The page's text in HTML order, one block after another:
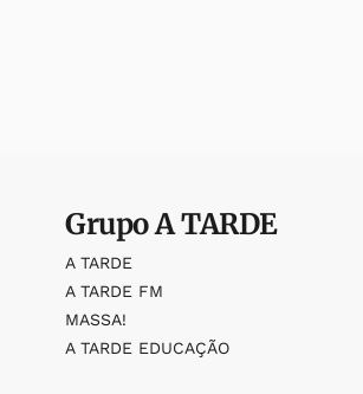
GrupoA TARDE
A TARDE
A TARDE FM
MASSA!
A TARDE EDUCAÇÃO